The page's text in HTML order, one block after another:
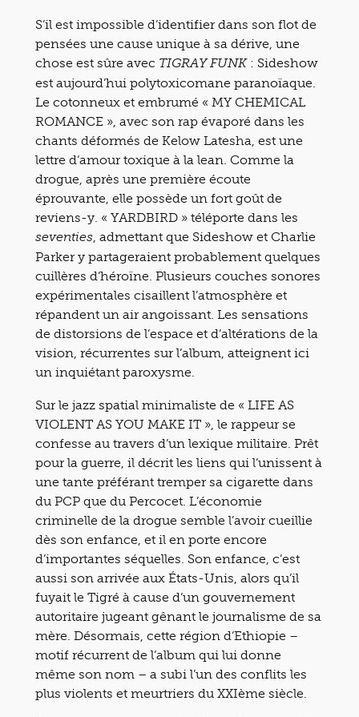
S’il est impossible d’identifier dans son flot de
pensées une cause unique à sa dérive, une
chose est sûre avec TIGRAY FUNK: Sideshow
est aujourd’hui polytoxicomane paranoïaque.
Le cotonneux et embrumé « MY CHEMICAL
ROMANCE », avec son rap évaporé dans les
chants déformés de Kelow Latesha, est une
lettre d’amour toxique à la lean. Comme la
drogue, après une première écoute
éprouvante, elle possède un fort goût de
reviens-y. « YARDBIRD » téléporte dans les
seventies , admettant que Sideshow et Charlie
Parker y partageraient probablement quelques
cuillères d’héroïne. Plusieurs couches sonores
expérimentales cisaillent l’atmosphère et
répandent un air angoissant. Les sensations
de distorsions de l’espace et d’altérations de la
vision, récurrentes sur l’album, atteignent ici
un inquiétant paroxysme.
Sur le jazz spatial minimaliste de « LIFE AS
VIOLENT AS YOU MAKE IT », le rappeur se
confesse au travers d’un lexique militaire. Prêt
pour la guerre, il décrit les liens qui l’unissent à
une tante préférant tremper sa cigarette dans
du PCP que du Percocet. L’économie
criminelle de la drogue semble l’avoir cueillie
dès son enfance, et il en porte encore
d’importantes séquelles. Son enfance, c’est
aussi son arrivée aux États-Unis, alors qu’il
fuyait le Tigré à cause d’un gouvernement
autoritaire jugeant gênant le journalisme de sa
mère. Désormais, cette région d’Ethiopie –
motif récurrent de l’album qui lui donne
même son nom – a subi l’un des conflits les
plus violents et meurtriers du XXIème siècle.